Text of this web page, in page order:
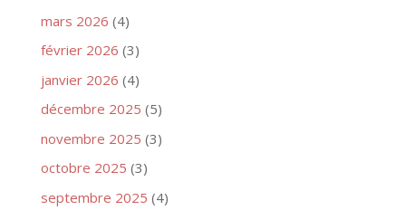
mars 2026 (4)
février 2026 (3)
janvier 2026 (4)
décembre 2025 (5)
novembre 2025 (3)
octobre 2025 (3)
septembre 2025 (4)